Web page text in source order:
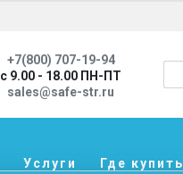
+7(800) 707-19-94
с 9.00 - 18.00 ПН-ПТ
sales@safe-str.ru
Услуги Где купить